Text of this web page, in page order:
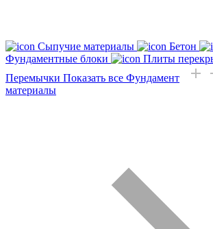
Сыпучие материалы
Бетон
Фундаментные блоки
Плиты
Перемычки Показать все Фундамент
материалы